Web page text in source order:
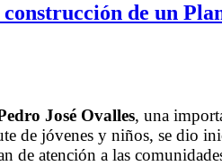
de un
José Ovalles, una
de jóvenes y niños, se dio
de atención a las